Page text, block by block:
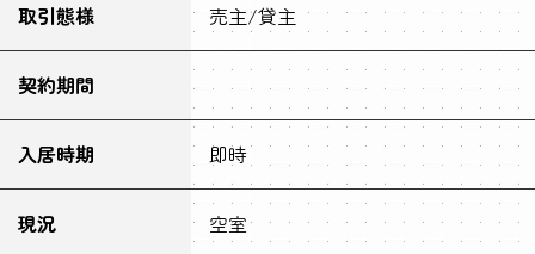
取引態様 売主/貸主
契約期間
入居時期 即時
現況 空室